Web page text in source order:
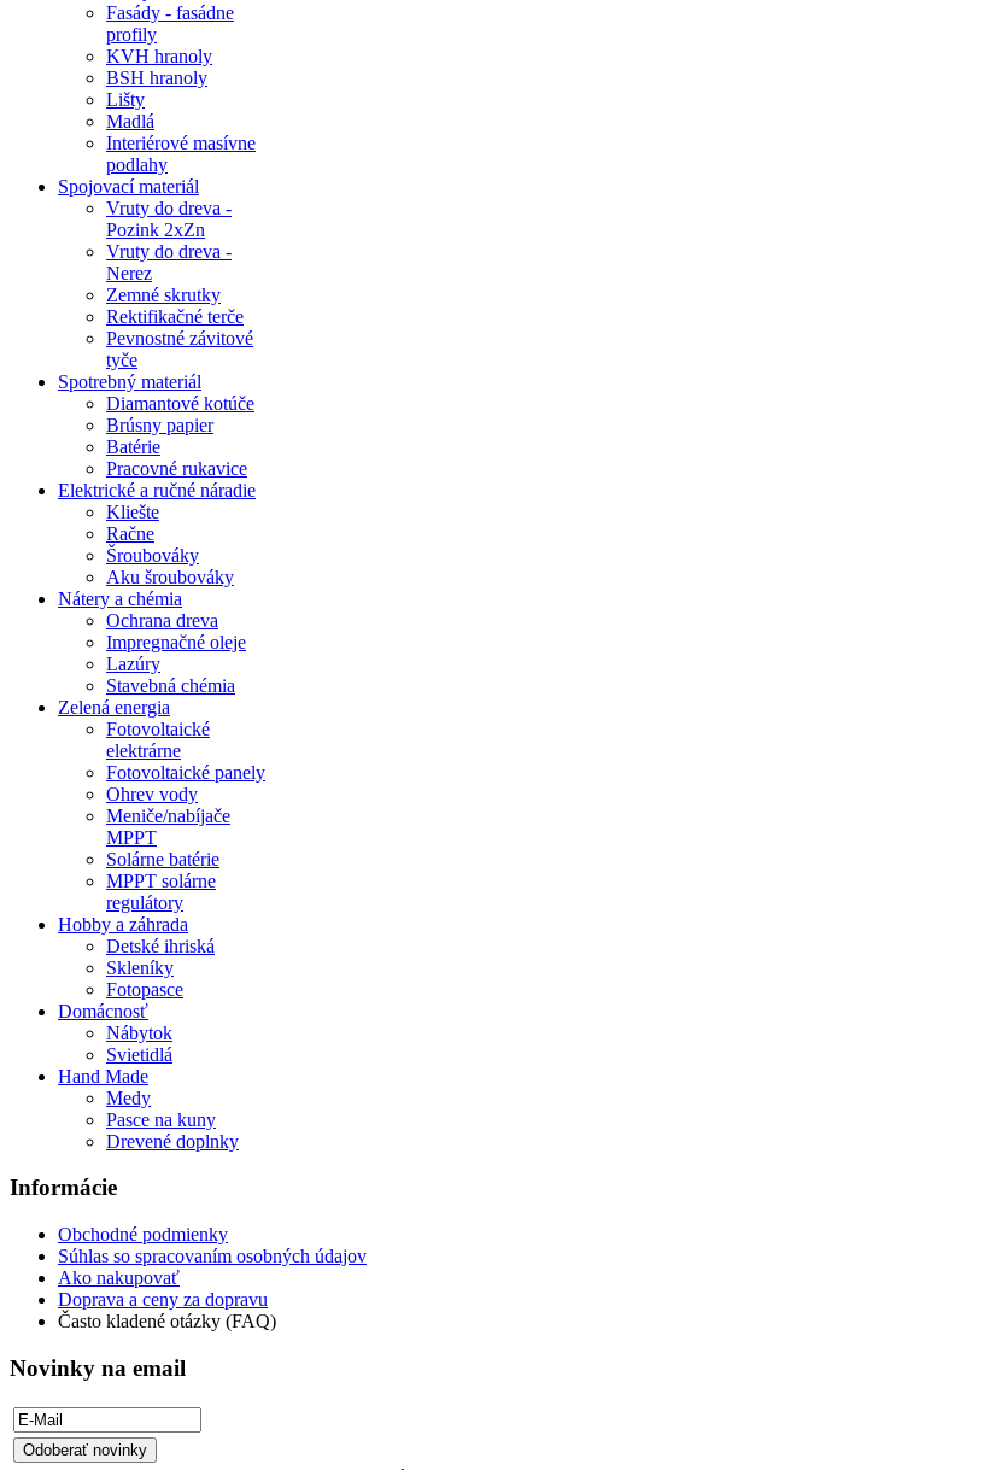
Fasády - fasádne
profily
KVH hranoly
BSH hranoly
Lišty
Madlá
Interiérové masívne
podlahy
Spojovací materiál
Vruty do dreva -
Pozink 2xZn
Vruty do dreva -
Nerez
Zemné skrutky
Rektifikačné terče
Pevnostné závitové
tyče
Spotrebný materiál
Diamantové kotúče
Brúsny papier
Batérie
Pracovné rukavice
Elektrické a ručné náradie
Kliešte
Račne
Šroubováky
Aku šroubováky
Nátery a chémia
Ochrana dreva
Impregnačné oleje
Lazúry
Stavebná chémia
Zelená energia
Fotovoltaické
elektrárne
Fotovoltaické panely
Ohrev vody
Meniče/nabíjače
MPPT
Solárne batérie
MPPT solárne
regulátory
Hobby a záhrada
Detské ihriská
Skleníky
Fotopasce
Domácnosť
Nábytok
Svietidlá
Hand Made
Medy
Pasce na kuny
Drevené doplnky
Informácie
Obchodné podmienky
Súhlas so spracovaním osobných údajov
Ako nakupovať
Doprava a ceny za dopravu
Často kladené otázky (FAQ)
Novinky na email